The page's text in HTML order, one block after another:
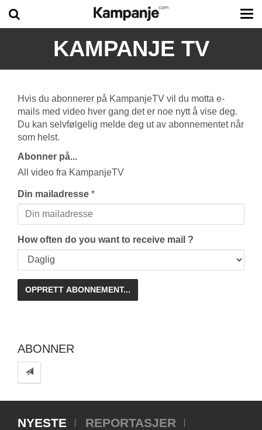
KAMPANJE TV
Hvis du abonnerer på KampanjeTV vil du motta e-
mails med video hver gang det er noe nytt å vise deg.
Du kan selvfølgelig melde deg ut av abonnementet når
som helst.
Abonner på...
All video fra KampanjeTV
Din mailadresse *
How often do you want to receive mail ?
ABONNER
NYESTE
REPORTASJER